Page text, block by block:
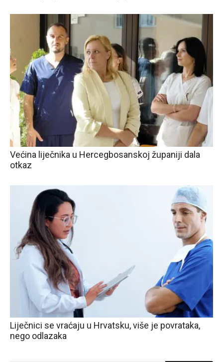
Većina liječnika u Hercegbosanskoj županiji dala
otkaz
Liječnici se vraćaju u Hrvatsku, više je povrataka,
nego odlazaka